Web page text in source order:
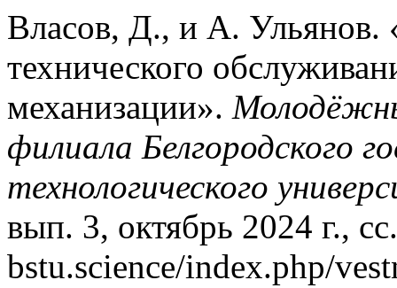
Власов, Д., и А. Ульянов.
технического
механизации».
филиала Белгородского
технологического
вып. 3, октябрь 2024 г.,
bstu.science/index.php/